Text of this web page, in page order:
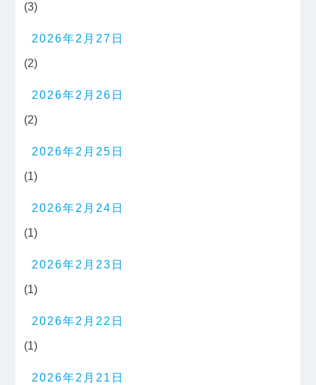
(3)
2026年2月27日
(2)
2026年2月26日
(2)
2026年2月25日
(1)
2026年2月24日
(1)
2026年2月23日
(1)
2026年2月22日
(1)
2026年2月21日